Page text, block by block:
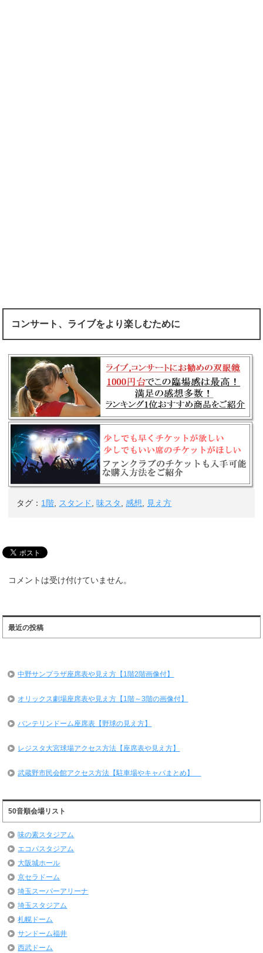
コンサート、ライブをより楽しむために
タグ： 1階, スタンド,味スタ,感想, 見え方
コメントは受け付けていません。
最近の投稿
中野サンプラザ座席表や見え方【1階2階画像付】
オリックス劇場座席表や見え方【1階～3階の画像付】
バンテリンドーム座席表【野球の見え方】
レジスタ大宮球場アクセス方法【座席表や見え方】
武蔵野市民会館アクセス方法【駐車場やキャパまとめ】
50音順会場リスト
味の素スタジアム
エコパスタジアム
大阪城ホール
京セラドーム
埼玉スーパーアリーナ
埼玉スタジアム
札幌ドーム
サンドーム福井
西武ドーム